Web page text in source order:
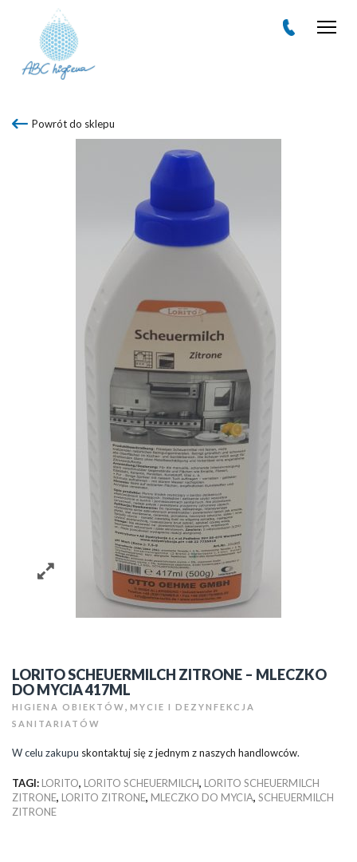
Powrót do sklepu
LORITO SCHEUERMILCH ZITRONE – MLECZKO
DO MYCIA 417ML
HIGIENA OBIEKTÓW, MYCIE I DEZYNFEKCJA
SANITARIATÓW
W celu zakupu skontaktuj się z jednym z naszych handlowców.
TAGI: LORITO, LORITO SCHEUERMILCH, LORITO SCHEUERMILCH
ZITRONE, LORITO ZITRONE, MLECZKO DO MYCIA, SCHEUERMILCH
ZITRONE